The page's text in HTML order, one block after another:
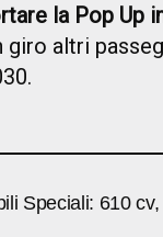
la Pop Up
altri
Speciali: 610